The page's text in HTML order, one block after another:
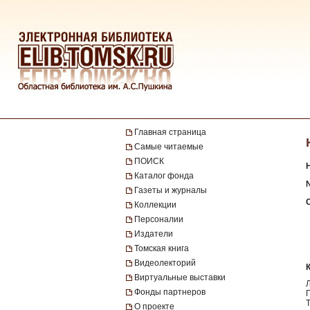
Главная страница
Самые читаемые
ПОИСК
Каталог фонда
Газеты и журналы
Коллекции
Персоналии
Издатели
Томская книга
Видеолекторий
Виртуальные выставки
Фонды партнеров
О проекте